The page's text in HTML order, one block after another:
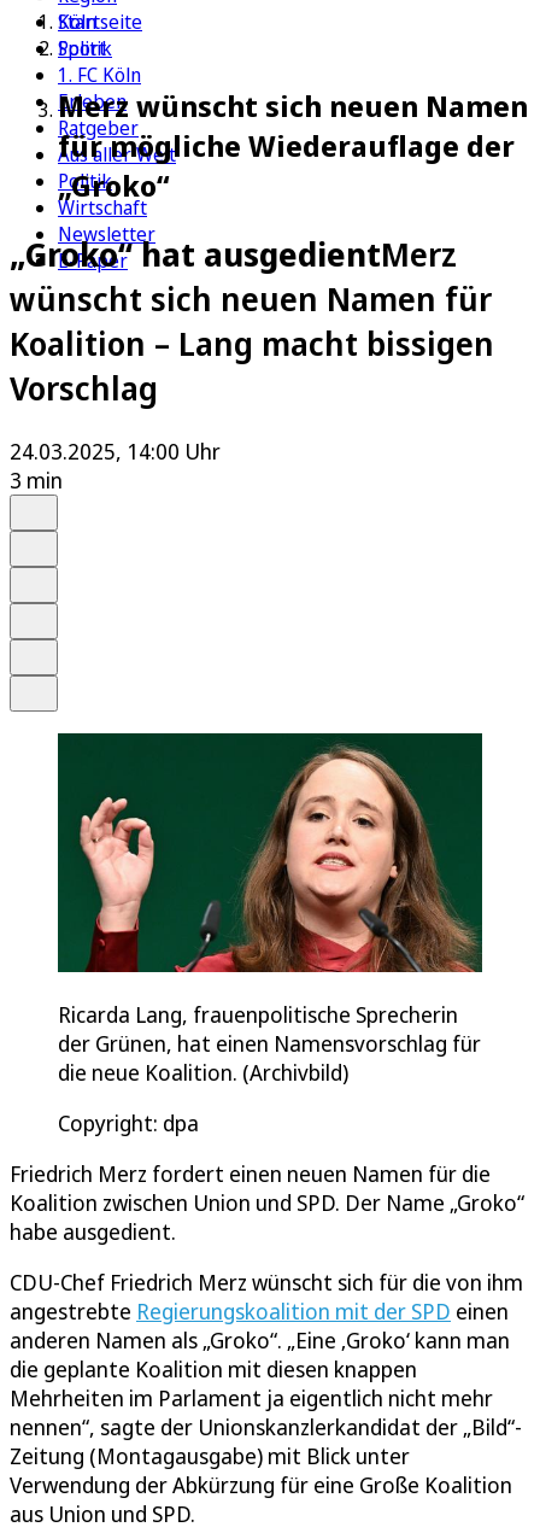
Köln
Sport
1. FC Köln
Erleben
Ratgeber
Aus aller Welt
Politik
Wirtschaft
Newsletter
E-Paper
Startseite
Politik
Merz wünscht sich neuen Namen
für mögliche Wiederauflage der
„Groko“
„Groko“ hat ausgedientMerz
wünscht sich neuen Namen für
Koalition – Lang macht bissigen
Vorschlag
24.03.2025, 14:00 Uhr
3 min
Ricarda Lang, frauenpolitische Sprecherin
der Grünen, hat einen Namensvorschlag für
die neue Koalition. (Archivbild)
Copyright: dpa
Friedrich Merz fordert einen neuen Namen für die
Koalition zwischen Union und SPD. Der Name „Groko“
habe ausgedient.
CDU-Chef Friedrich Merz wünscht sich für die von ihm
angestrebte Regierungskoalition mit der SPD einen
anderen Namen als „Groko“. „Eine ‚Groko‘ kann man
die geplante Koalition mit diesen knappen
Mehrheiten im Parlament ja eigentlich nicht mehr
nennen“, sagte der Unionskanzlerkandidat der „Bild“-
Zeitung (Montagausgabe) mit Blick unter
Verwendung der Abkürzung für eine Große Koalition
aus Union und SPD.